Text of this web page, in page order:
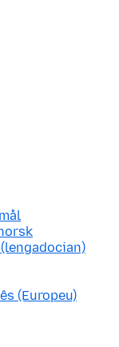
(Europeu)